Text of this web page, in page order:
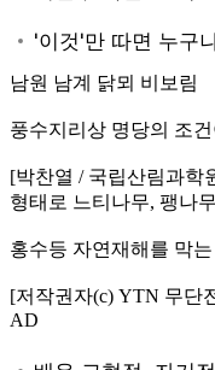
남원 남계 닭뫼 비보림
풍수지리상 명당의 조
[박찬열 / 국립산림과학
형태로 느티나무, 팽나
홍수등 자연재해를 막
[저작권자(c) YTN 무단
AD